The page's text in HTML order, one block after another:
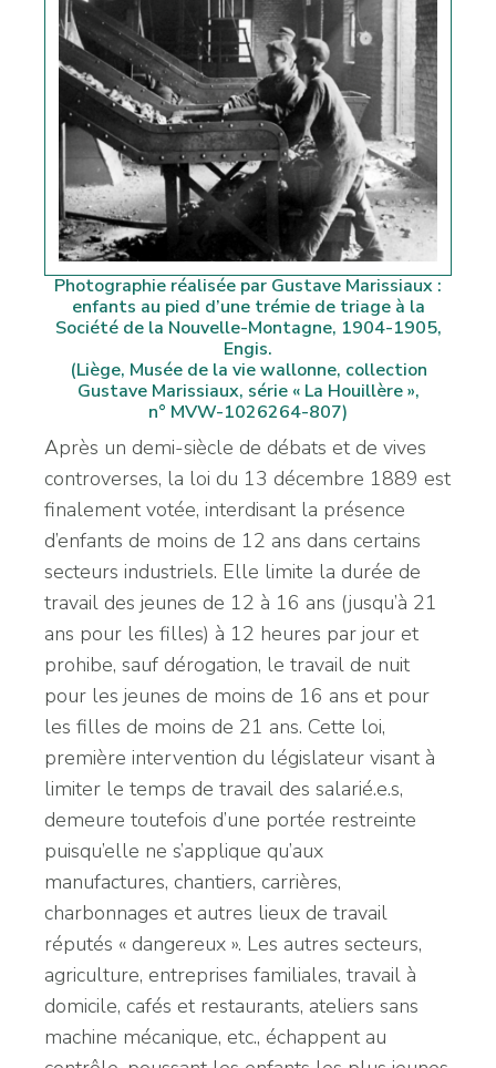
Photographie réalisée par Gustave Marissiaux :
enfants au pied d’une trémie de triage à la
Société de la Nouvelle-Montagne, 1904-1905,
Engis.
(Liège, Musée de la vie wallonne, collection
Gustave Marissiaux, série « La Houillère »,
n° MVW-1026264-807)
Après un demi-siècle de débats et de vives
controverses, la loi du 13 décembre 1889 est
finalement votée, interdisant la présence
d’enfants de moins de 12 ans dans certains
secteurs industriels. Elle limite la durée de
travail des jeunes de 12 à 16 ans (jusqu’à 21
ans pour les filles) à 12 heures par jour et
prohibe, sauf dérogation, le travail de nuit
pour les jeunes de moins de 16 ans et pour
les filles de moins de 21 ans. Cette loi,
première intervention du législateur visant à
limiter le temps de travail des salarié.e.s,
demeure toutefois d’une portée restreinte
puisqu’elle ne s’applique qu’aux
manufactures, chantiers, carrières,
charbonnages et autres lieux de travail
réputés « dangereux ». Les autres secteurs,
agriculture, entreprises familiales, travail à
domicile, cafés et restaurants, ateliers sans
machine mécanique, etc., échappent au